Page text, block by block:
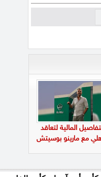
المالية لتعاقد
مع مارينو بوسيتش